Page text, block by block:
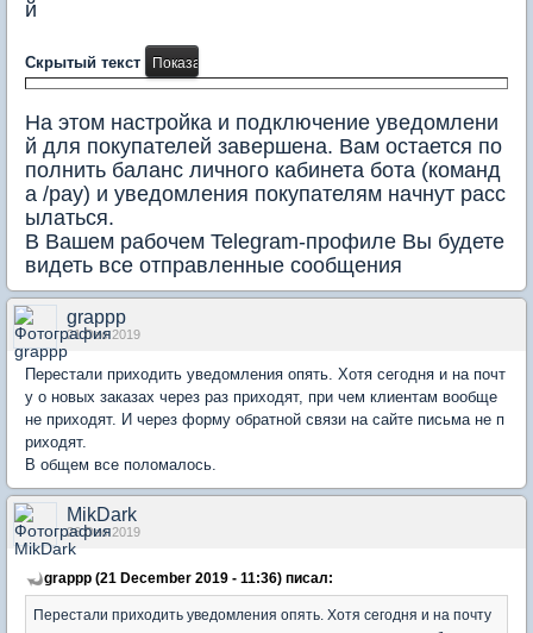
й
Скрытый текст
На этом настройка и подключение уведомлени
й для покупателей завершена. Вам остается по
полнить баланс личного кабинета бота (команд
а /pay) и уведомления покупателям начнут расс
ылаться.
В Вашем рабочем Telegram-профиле Вы будете
видеть все отправленные сообщения
grappp
21 Dec 2019
Перестали приходить уведомления опять. Хотя сегодня и на почт
у о новых заказах через раз приходят, при чем клиентам вообще
не приходят. И через форму обратной связи на сайте письма не п
риходят.
В общем все поломалось.
MikDark
26 Dec 2019
grappp (21 December 2019 - 11:36) писал:
Перестали приходить уведомления опять. Хотя сегодня и на почту